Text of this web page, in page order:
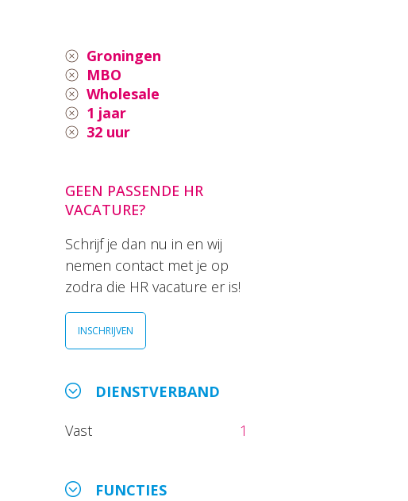
Groningen
MBO
Wholesale
1 jaar
32 uur
GEEN PASSENDE HR
VACATURE?
Schrijf je dan nu in en wij
nemen contact met je op
zodra die HR vacature er is!
INSCHRIJVEN
DIENSTVERBAND
Vast 1
FUNCTIES